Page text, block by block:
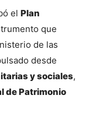
el Plan
que
de las
desde
y sociales,
de Patrimonio